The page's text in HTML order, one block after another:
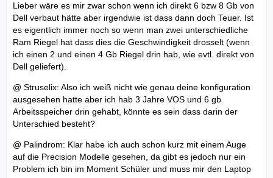
Lieber wäre es mir zwar schon wenn ich direkt 6 bzw 8 Gb von
Dell verbaut hätte aber irgendwie ist dass dann doch Teuer. Ist
es eigentlich immer noch so wenn man zwei unterschiedliche
Ram Riegel hat dass dies die Geschwindigkeit drosselt (wenn
ich einen 2 und einen 4 Gb Riegel drin hab, wie evtl. direkt von
Dell geliefert).
@ Struselix: Also ich weiß nicht wie genau deine konfiguration
ausgesehen hatte aber ich hab 3 Jahre VOS und 6 gb
Arbeitsspeicher drin gehabt, könnte es sein dass darin der
Unterschied besteht?
@ Palindrom: Klar habe ich auch schon kurz mit einem Auge
auf die Precision Modelle gesehen, da gibt es jedoch nur ein
Problem ich bin im Moment Schüler und muss mir den Laptop